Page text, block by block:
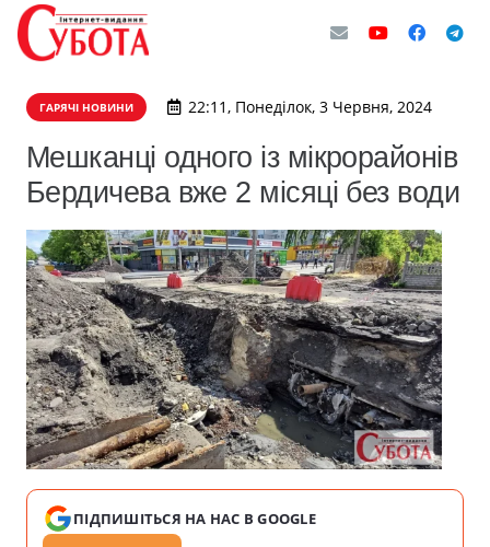
ГАРЯЧІ НОВИНИ 22:11, Понеділок, 3 Червня, 2024
Мешканці одного із мікрорайонів
Бердичева вже 2 місяці без води
ПІДПИШІТЬСЯ НА НАС В GOOGLE